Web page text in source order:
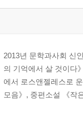
2013년 문학과사회 신
의 기억에서 살 것이다
에서 로스앤젤레스로
모음》, 중편소설 《작